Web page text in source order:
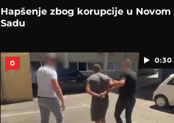
Hapšenje zbog korupcije u Novom
Sadu
0:30
0